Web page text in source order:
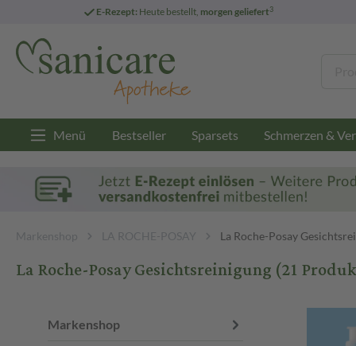
E-Rezept: Heute bestellt, morgen geliefert3
Menü Bestseller Sparsets Schmerzen &
Markenshop LA ROCHE-POSAY La Roche-Posay
La Roche-Posay Gesichtsreinigung(21
Markenshop